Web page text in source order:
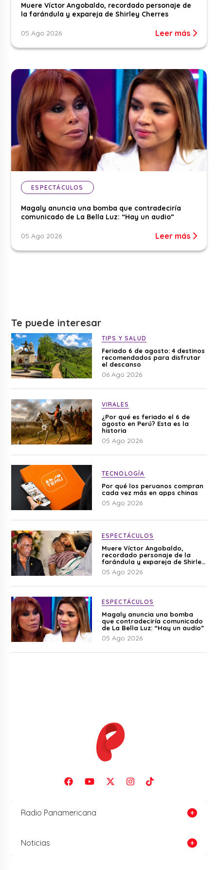
Muere Víctor Angobaldo, recordado personaje de
la farándula y expareja de Shirley Cherres
05 Ago 2026 Leer más
ESPECTÁCULOS
Magaly anuncia una bomba que contradeciría
comunicado de La Bella Luz: “Hay un audio”
05 Ago 2026 Leer más
Te puede interesar
TIPS Y SALUD
Feriado 6 de agosto: 4 destinos
recomendados para disfrutar
el descanso
06 Ago 2026
VIRALES
¿Por qué es feriado el 6 de
agosto en Perú? Esta es la
historia
05 Ago 2026
TECNOLOGÍA
Por qué los peruanos compran
cada vez más en apps chinas
05 Ago 2026
ESPECTÁCULOS
Muere Víctor Angobaldo,
recordado personaje de la
farándula y expareja de Shirley
Cherres
05 Ago 2026
ESPECTÁCULOS
Magaly anuncia una bomba
que contradeciría comunicado
de La Bella Luz: “Hay un audio”
05 Ago 2026
Radio Panamericana
Noticias